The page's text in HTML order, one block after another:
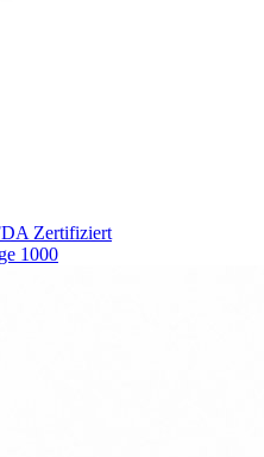
Zertifiziert
1000